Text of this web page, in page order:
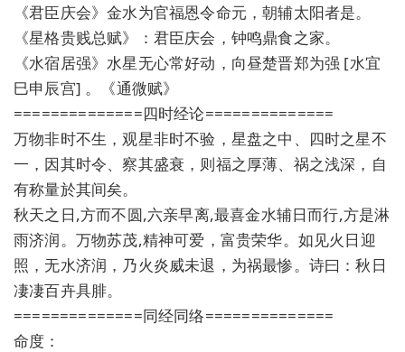
《君臣庆会》金水为官福恩令命元，朝辅太阳者是。
《星格贵贱总赋》：君臣庆会，钟鸣鼎食之家。
《水宿居强》水星无心常好动，向昼楚晋郑为强 [水宜
巳申辰宫] 。《通微赋》
==============四时经论==============
万物非时不生，观星非时不验，星盘之中、四时之星不
一，因其时令、察其盛衰，则福之厚薄、祸之浅深，自
有称量於其间矣。
秋天之日,方而不圆,六亲早离,最喜金水辅日而行,方是淋
雨济润。万物苏茂,精神可爱，富贵荣华。如见火日迎
照，无水济润，乃火炎威未退，为祸最惨。诗曰：秋日
凄凄百卉具腓。
==============同经同络==============
命度：